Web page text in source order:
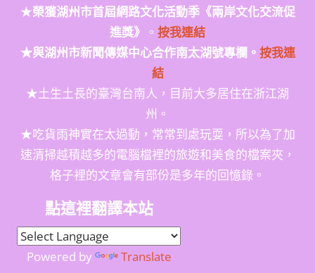
★榮獲湖州市首屆網路文化活動季《兩岸文化交流促
進獎》
。 按我連結
★與湖州市新聞傳媒中心合作南太湖號專欄。 按我連
結
★土生土長的臺灣台南人，目前大多居住在浙江湖
州。
★吃貨雨神實在太過動，常常到處玩耍，所以為了加
速清掃越積越多的電腦檔裡的旅遊和美食的檔案夾，
格子裡的文章會有部份是多年的回憶錄。
點這裡翻譯本站
Powered by Translate